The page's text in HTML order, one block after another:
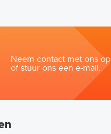
Neem contact met ons op
of stuur ons een e-mail.